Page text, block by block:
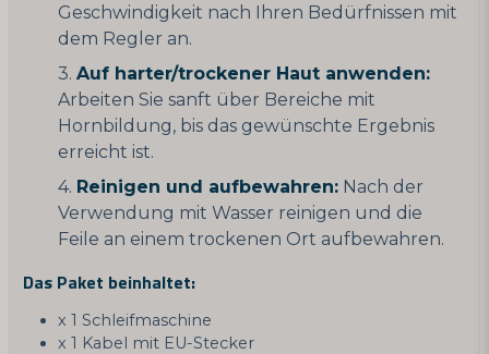
Geschwindigkeit nach Ihren Bedürfnissen mit
dem Regler an.
Auf harter/trockener Haut anwenden:
Arbeiten Sie sanft über Bereiche mit
Hornbildung, bis das gewünschte Ergebnis
erreicht ist.
Reinigen und aufbewahren: Nach der
Verwendung mit Wasser reinigen und die
Feile an einem trockenen Ort aufbewahren.
Das Paket beinhaltet:
x 1 Schleifmaschine
x 1 Kabel mit EU-Stecker